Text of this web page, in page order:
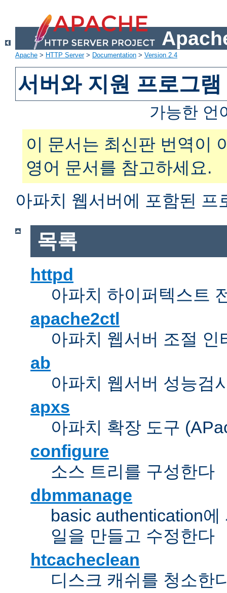
Apache > HTTP Server> Documentation > Version 2.4
서버와 지원 프로그램
가능한 언
이 문서는 최신판 번역이
영어 문서를 참고하세요.
아파치 웹서버에 포함된 프
목록
httpd
아파치 하이퍼텍스트
apache2ctl
아파치 웹서버 조절 인
ab
아파치 웹서버 성능검
apxs
아파치 확장 도구
configure
소스 트리를 구성한다
dbmmanage
basic authentication
일을 만들고 수정한다
htcacheclean
디스크 캐쉬를 청소한